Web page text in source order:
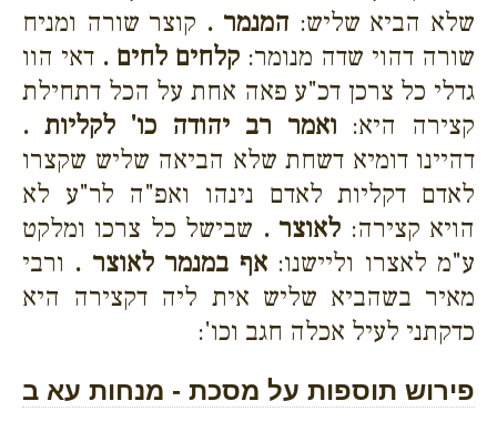
שלא הביא שליש: המנמר . קוצר שורה ומניח
שורה דהוי שדה מנומר: קלחים לחים . דאי הוו
גדלי כל צרכן דכ"ע פאה אחת על הכל דתחילת
קצירה היא: ואמר רב יהודה כו' לקליות .
דהיינו דומיא דשחת שלא הביאה שליש שקצרו
לאדם דקליות לאדם נינהו ואפ"ה לר"ע לא
הויא קצירה: לאוצר . שבישל כל צרכו ומלקט
ע"מ לאצרו וליישנו:אף במנמר לאוצר . ורבי
מאיר בשהביא שליש אית ליה דקצירה היא
כדקתני לעיל אכלה חגב וכו':
פירוש תוספות על מסכת - מנחות עא ב